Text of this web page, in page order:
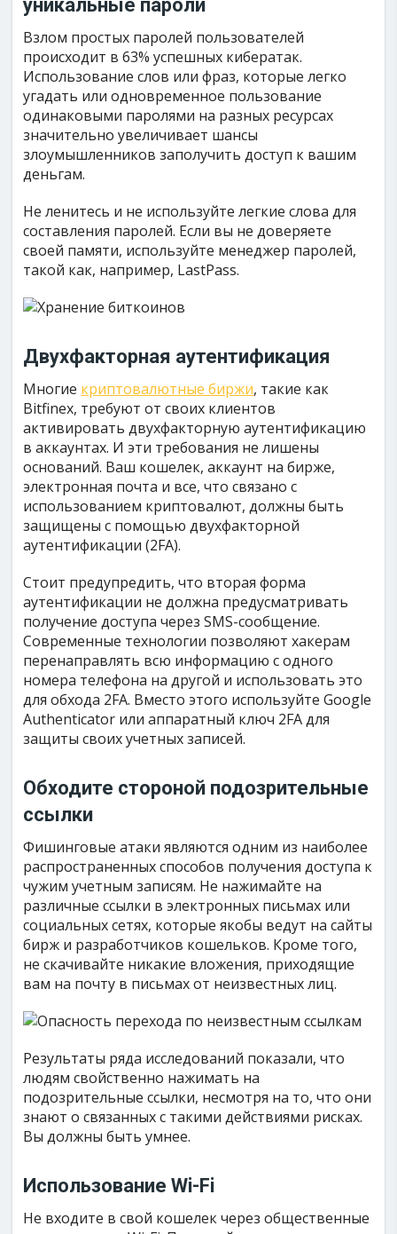
уникальные пароли
Взлом простых паролей пользователей
происходит в 63% успешных кибератак.
Использование слов или фраз, которые легко
угадать или одновременное пользование
одинаковыми паролями на разных ресурсах
значительно увеличивает шансы
злоумышленников заполучить доступ к вашим
деньгам.
Не ленитесь и не используйте легкие слова для
составления паролей. Если вы не доверяете
своей памяти, используйте менеджер паролей,
такой как, например, LastPass.
Двухфакторная аутентификация
Многие криптовалютные биржи, такие как
Bitfinex, требуют от своих клиентов
активировать двухфакторную аутентификацию
в аккаунтах. И эти требования не лишены
оснований. Ваш кошелек, аккаунт на бирже,
электронная почта и все, что связано с
использованием криптовалют, должны быть
защищены с помощью двухфакторной
аутентификации (2FA).
Стоит предупредить, что вторая форма
аутентификации не должна предусматривать
получение доступа через SMS-сообщение.
Современные технологии позволяют хакерам
перенаправлять всю информацию с одного
номера телефона на другой и использовать это
для обхода 2FA. Вместо этого используйте Google
Authenticator или аппаратный ключ 2FA для
защиты своих учетных записей.
Обходите стороной подозрительные
ссылки
Фишинговые атаки являются одним из наиболее
распространенных способов получения доступа к
чужим учетным записям. Не нажимайте на
различные ссылки в электронных письмах или
социальных сетях, которые якобы ведут на сайты
бирж и разработчиков кошельков. Кроме того,
не скачивайте никакие вложения, приходящие
вам на почту в письмах от неизвестных лиц.
Результаты ряда исследований показали, что
людям свойственно нажимать на
подозрительные ссылки, несмотря на то, что они
знают о связанных с такими действиями рисках.
Вы должны быть умнее.
Использование Wi-Fi
Не входите в свой кошелек через общественные